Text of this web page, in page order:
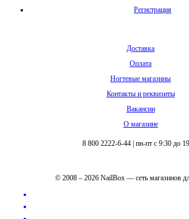
Регистрация
Доставка
Оплата
Ногтевые магазины
Контакты и реквизиты
Вакансии
О магазине
8 800 2222-6-44 пн-пт с 9:30 до
© 2008 – 2026 NailBox — сеть магазинов